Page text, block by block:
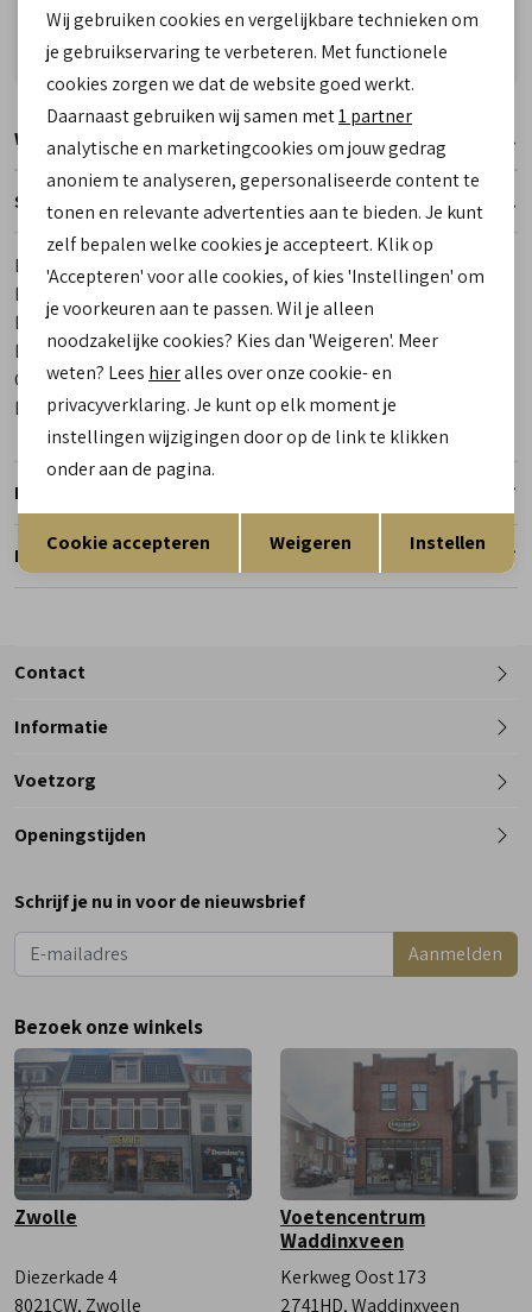
Gratis verzending vanaf €50,- (uitgezonderd sale)
Reserveer- en passervice in de winkel!
Winkelvoorraad
Specificaties
Merk
Birkenstock
Leveranciercode
129421 Arizona EVA
Bestelcode
00029889-1
Breedtemaat
Normaal
Categorie
Slippers | pantoffels
Kleur
Zwart
Retourneren
Reserveer en pas in de winkel
Contact
Telefoon
Informatie
Voetzorg
Openingstijden
Dinsdag
Woensdag
9:00 - 18:00
Vrijdag
Zaterdag
9:00 - 17:00
Schrijf je nu in voor de nieuwsbrief
Aanmelden
Bezoek onze winkels
Zwolle
Diezerkade 4
8021CW, Zwolle
Voetencentrum
Waddinxveen
Kerkweg Oost 173
2741HD, Waddinxveen
Analytische cookies
Marketing cookies
Terug Opslaan
Wij gebruiken cookies en vergelijkbare technieken om
je gebruikservaring te verbeteren. Met functionele
cookies zorgen we dat de website goed werkt.
Daarnaast gebruiken wij samen met1 partner
analytische en marketingcookies om jouw gedrag
anoniem te analyseren, gepersonaliseerde content te
tonen en relevante advertenties aan te bieden. Je kunt
zelf bepalen welke cookies je accepteert. Klik op
'Accepteren' voor alle cookies, of kies 'Instellingen' om
je voorkeuren aan te passen. Wil je alleen
noodzakelijke cookies? Kies dan 'Weigeren'. Meer
weten? Lees hieralles over onze cookie- en
privacyverklaring. Je kunt op elk moment je
instellingen wijzigingen door op de link te klikken
onder aan de pagina.
Cookie accepteren Weigeren Instellen